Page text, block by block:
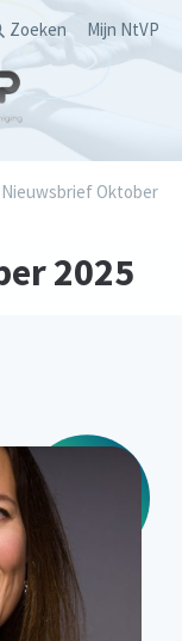
Zoeken Mijn NtVP
Nieuwsbrief Oktober
2025